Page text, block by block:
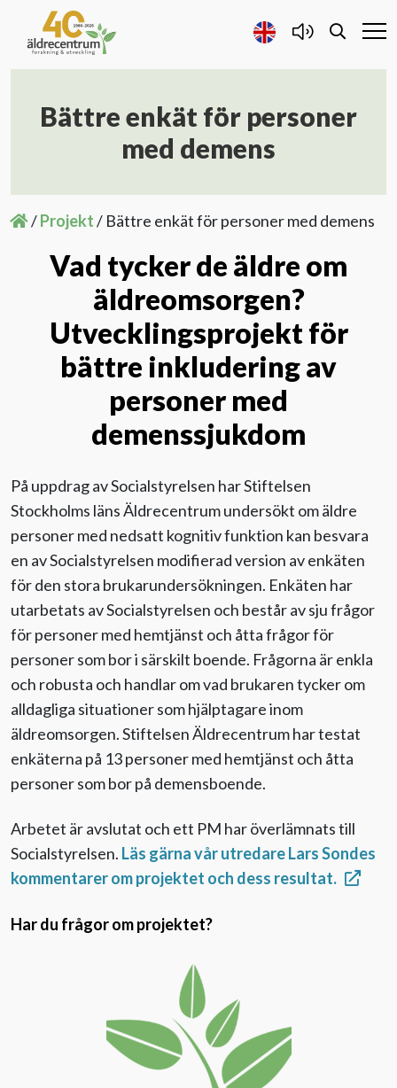
Forskning och Utveckling
Projekt
Publicerat
Om oss
Evenemang
Aktuellt
Nyhetsbrev
Bättre enkät för personer
med demens
/Projekt/ Bättre enkät för personer med demens
Vad tycker de äldre om
äldreomsorgen?
Utvecklingsprojekt för
bättre inkludering av
personer med
demenssjukdom
På uppdrag av Socialstyrelsen har Stiftelsen
Stockholms läns Äldrecent­rum undersökt om äldre
personer med nedsatt kognitiv funktion kan be­svara
en av Socialstyrelsen modifierad version av enkäten
för den stora brukarundersökningen. Enkäten har
utarbetats av Socialstyrelsen och består av sju frågor
för personer med hemtjänst och åtta frågor för
personer som bor i särskilt boende. Frågorna är enkla
och robusta och handlar om vad brukaren tycker om
alldagliga situationer som hjälptagare inom
äldreomsorgen. Stiftelsen Äldrecentrum har testat
enkäterna på 13 personer med hemtjänst och åtta
personer som bor på demensboende.
Arbetet är avslutat och ett PM har överlämnats till
Socialstyrelsen. Läs gärna vår utredare Lars Sondes
kommentarer om projektet och dess resultat.
Har du frågor om projektet?